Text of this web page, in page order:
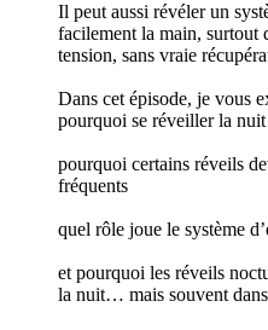
Il peut aussi révéler un
facilement la main, surtout
tension, sans vraie
Dans cet épisode, je vous
pourquoi se réveiller la
pourquoi certains réveils
fréquents
quel rôle joue le système
et pourquoi les réveils
la nuit… mais souvent